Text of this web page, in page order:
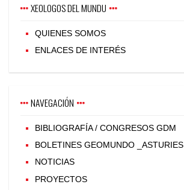
XEOLOGOS DEL MUNDU
QUIENES SOMOS
ENLACES DE INTERÉS
NAVEGACIÓN
BIBLIOGRAFÍA / CONGRESOS GDM
BOLETINES GEOMUNDO _ASTURIES
NOTICIAS
PROYECTOS